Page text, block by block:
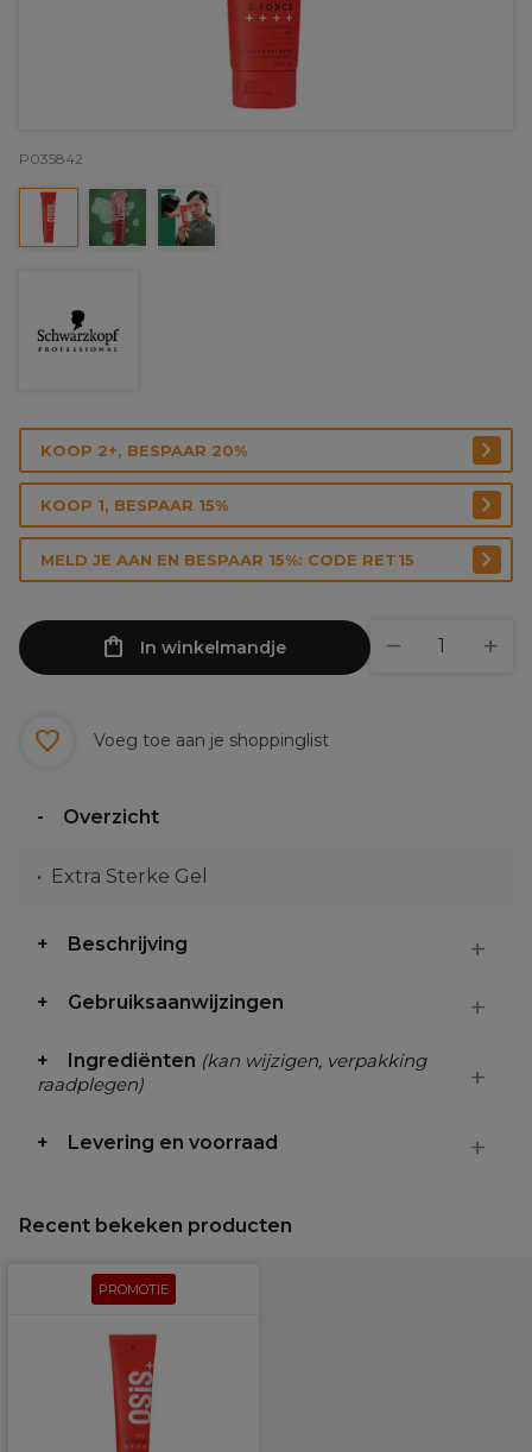
P035842
KOOP 2+, BESPAAR 20%
KOOP 1, BESPAAR 15%
MELD JE AAN EN BESPAAR 15%: CODE RET15
In winkelmandje
Voeg toe aan je shoppinglist
Overzicht
Extra Sterke Gel
Beschrijving
Gebruiksaanwijzingen
Ingrediënten (kan wijzigen, verpakking
raadplegen)
Levering en voorraad
Recent bekeken producten
PROMOTIE